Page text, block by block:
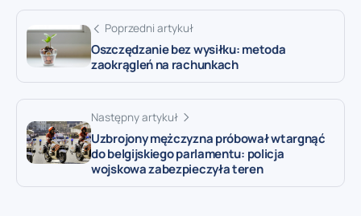
Poprzedni artykuł
Oszczędzanie bez wysiłku: metoda
zaokrągleń na rachunkach
Następny artykuł
Uzbrojony mężczyzna próbował wtargnąć
do belgijskiego parlamentu: policja
wojskowa zabezpieczyła teren